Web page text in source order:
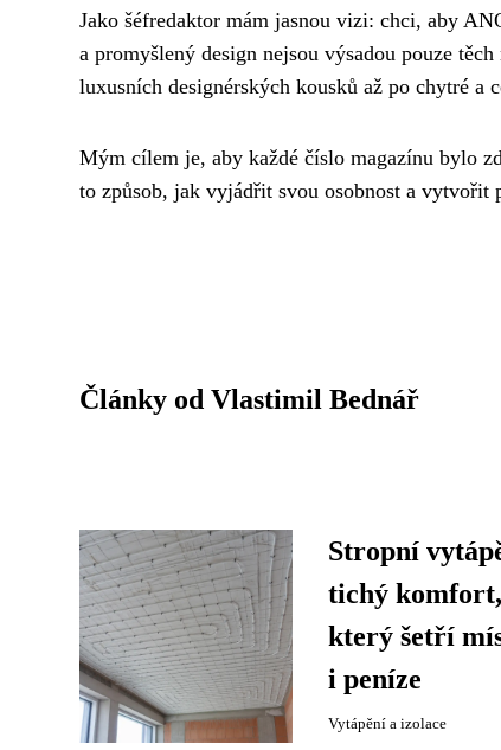
Jako šéfredaktor mám jasnou vizi: chci, aby
a promyšlený design nejsou výsadou pouze
luxusních designérských kousků až po chytré a
Mým cílem je, aby každé číslo magazínu bylo
to způsob, jak vyjádřit svou osobnost a vytvořit
Články od Vlastimil Bednář
Stropní
tichý komfort,
který šetří
i peníze
Vytápění a izolace